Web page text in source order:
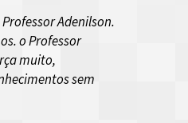
Adenilson.
o Professor
muito,
sem